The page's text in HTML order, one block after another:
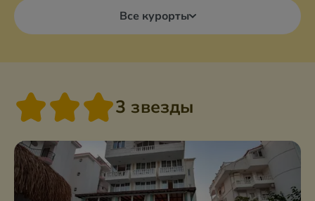
Все курорты
3 звезды